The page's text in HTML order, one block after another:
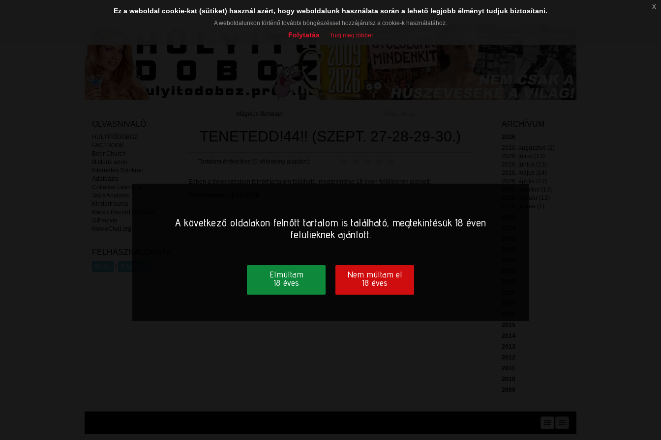
Mágikus Bertalan
TENETEDD!44!! (SZEPT. 27-28-29-30.)
Tartalom értékelése (0 vélemény alapján):
Ebben a bejegyzésben felnőtt tartalom található, megtekintése 18 éven felülieknek ajánlott.
OLVASNIVALÓ
HÜLYÍTŐDOBOZ
FACEBOOK
Beer Church
Itt ittunk anno
Internetes Szinkron
Adatbázis
Collative Learning
Jay's Analysis
Kindertrauma
Mark's Record Reviews
GIFmovie
MovieChat.org
FELHASZNÁLÓKNAK
ARCHÍVUM
2026
2026. augusztus (2)
2026. július (13)
2026. június (13)
2026. május (14)
2026. április (12)
2026. március (13)
2026. február (12)
2026. január (1)
2015
2014
2013
2012
2011
2010
2009
A következő oldalakon felnőtt tartalom is található, megtekintésük 18 éven
felülieknek ajánlott.
Elmúltam
18 éves
Nem múltam el
18 éves
Ez a weboldal cookie-kat (sütiket) használ azért, hogy weboldalunk használata során a lehető legjobb élményt tudjuk biztosítani.
A weboldalunkon történő további böngészéssel hozzájárulsz a cookie-k használatához.
Folytatás Tudj meg többet
x